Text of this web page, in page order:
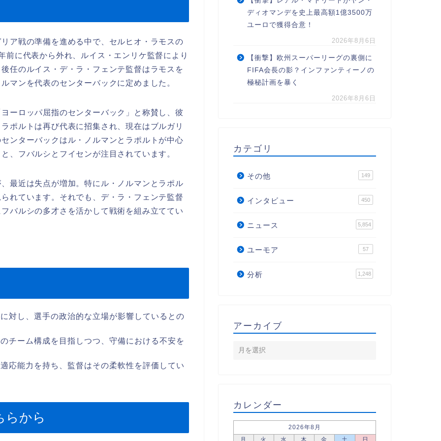
ア戦の準備を進める中で、セルヒオ・ラモスの
前に代表から外れ、ルイス・エンリケ監督により
任のルイス・デ・ラ・フェンテ監督はラモスを
マンを代表のセンターバックに定めました。
ーロッパ屈指のセンターバック」と称賛し、彼
ポルトは再び代表に招集され、現在はブルガリ
ンターバックはル・ノルマンとラポルトが中心
、フバルシとフイセンが注目されています。
最近は失点が増加。特にル・ノルマンとラポル
れています。それでも、デ・ラ・フェンテ監督
バルシの多才さを活かして戦術を組み立ててい
対し、選手の政治的な立場が影響しているとの
チーム構成を目指しつつ、守備における不安を
応能力を持ち、監督はその柔軟性を評価してい
らから
ディオマンデを史上最高額1億3500万
ユーロで獲得合意！
2026年8月6日
【衝撃】欧州スーパーリーグの裏側に
FIFA会長の影？インファンティーノの
極秘計画を暴く
2026年8月6日
カテゴリ
その他 149
インタビュー 450
ニュース 5,854
ユーモア 57
分析 1,248
アーカイブ
カレンダー
2026年8月
月
火 水 木 金 土 日